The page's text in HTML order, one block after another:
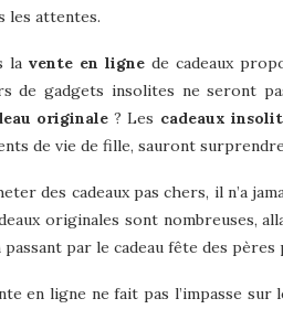
les attentes.
la vente en ligne de cadeaux
de gadgets insolites ne seront
originale? Les cadeaux
de vie de fille, sauront
des cadeaux pas chers, il n’a
originales sont nombreuses,
par le cadeau fête des
en ligne ne fait pas l’impasse sur